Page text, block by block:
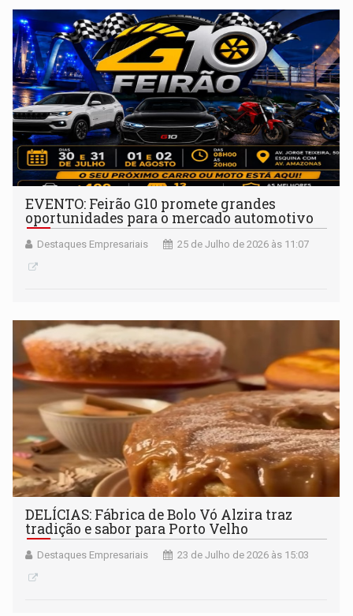
EVENTO: Feirão G10 promete grandes
oportunidades para o mercado automotivo
Destaques Empresariais 25 de Julho de 2026 às 11:07
DELÍCIAS: Fábrica de Bolo Vó Alzira traz
tradição e sabor para Porto Velho
Destaques Empresariais 23 de Julho de 2026 às 15:03